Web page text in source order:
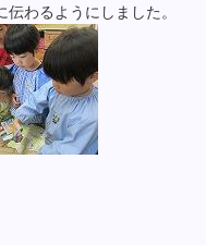
伝わるようにしました。